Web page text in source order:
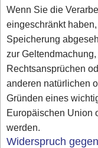
Wenn Sie die
eingeschränkt
Speicherung
zur
Rechtsansprüchen
anderen natürlichen
Gründen eines
Europäischen Union
werden.
Widerspruch